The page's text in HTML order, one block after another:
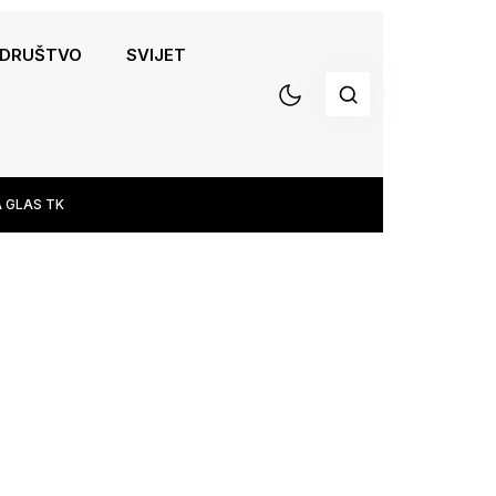
DRUŠTVO SVIJET
GLAS TK